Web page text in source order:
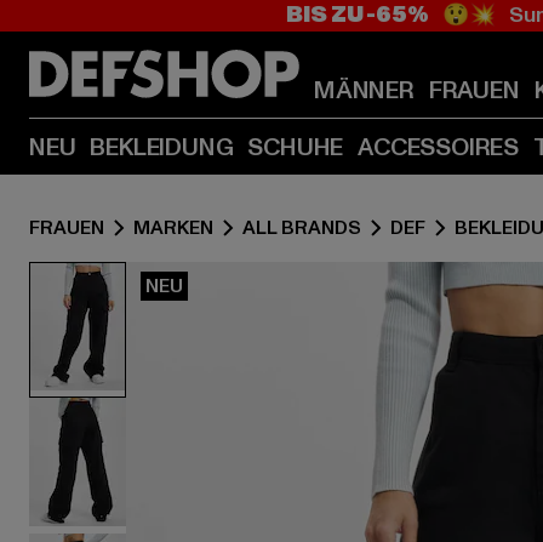
BIS ZU -65% 😲💥
MÄNNER FRAUEN
NEU BEKLEIDUNG SCHUHE ACCESSOIRES
FRAUEN MARKEN ALL BRANDS DEF
NEU